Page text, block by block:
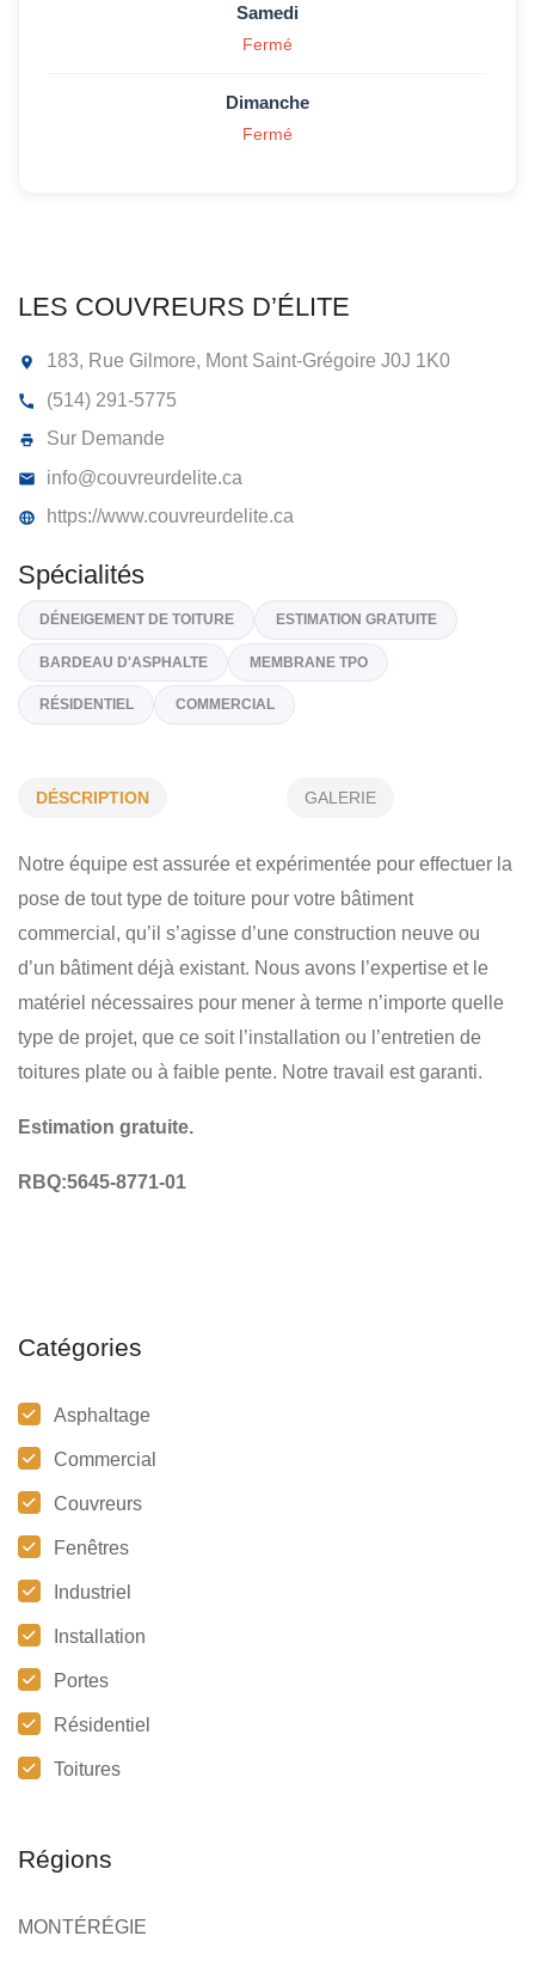
LES COUVREURS D’ÉLITE
(514) 291-5775
Sur Demande
info@couvreurdelite.ca
https://www.couvreurdelite.ca
BARDEAU D'ASPHALTE MEMBRANE TPO
DÉSCRIPTION GALERIE
Notre équipe est assurée et expérimentée pour effectuer la
pose de tout type de toiture pour votre bâtiment
commercial, qu’il s’agisse d’une construction neuve ou
d’un bâtiment déjà existant. Nous avons l’expertise et le
matériel nécessaires pour mener à terme n’importe quelle
type de projet, que ce soit l’installation ou l’entretien de
toitures plate ou à faible pente. Notre travail est garanti.
Estimation gratuite.
RBQ:5645-8771-01
Catégories
Asphaltage
Commercial
Couvreurs
Fenêtres
Industriel
Installation
Portes
Résidentiel
Toitures
Régions
MONTÉRÉGIE
Samedi
Fermé
Dimanche
Fermé